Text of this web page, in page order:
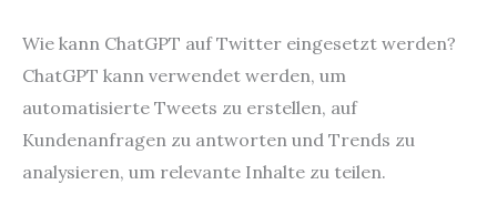
Wie kann ChatGPT auf Twitter eingesetzt werden?
ChatGPT kann verwendet werden, um
automatisierte Tweets zu erstellen, auf
Kundenanfragen zu antworten und Trends zu
analysieren, um relevante Inhalte zu teilen.